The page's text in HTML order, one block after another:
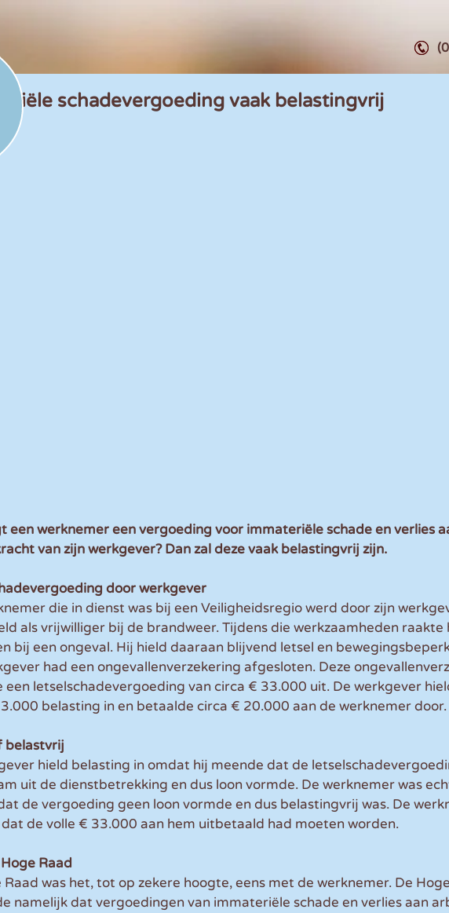
schadevergoeding vaak belastingvrij
een werknemer een vergoeding voor immateriële schade en verlies
van zijn werkgever? Dan zal deze vaak belastingvrij zijn.
door werkgever
die in dienst was bij een Veiligheidsregio werd door zijn
als vrijwilliger bij de brandweer. Tijdens die werkzaamheden raakte
bij een ongeval. Hij hield daaraan blijvend letsel en
had een ongevallenverzekering afgesloten. Deze
een letselschadevergoeding van circa € 33.000 uit. De werkgever
belasting in en betaalde circa € 20.000 aan de werknemer door.
belastvrij
hield belasting in omdat hij meende dat de
uit de dienstbetrekking en dus loon vormde. De werknemer was
de vergoeding geen loon vormde en dus belastingvrij was. De
de volle € 33.000 aan hem uitbetaald had moeten worden.
Raad
Raad was het, tot op zekere hoogte, eens met de werknemer. De
namelijk dat vergoedingen van immateriële schade en verlies aan